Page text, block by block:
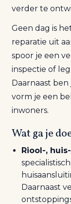
verder te
Geen dag is
reparatie uit
spoor je een
inspectie of
Daarnaast
vorm je een
inwoners.
Wat ga je
Riool-,
Daarnaast